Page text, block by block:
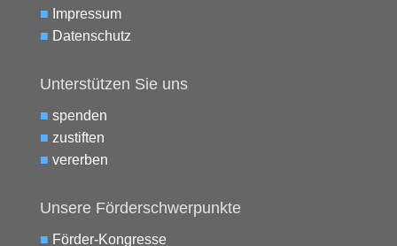
■ Impressum
■ Datenschutz
Unterstützen Sie uns
■ spenden
■ zustiften
■ vererben
Unsere Förderschwerpunkte
■ Förder-Kongresse